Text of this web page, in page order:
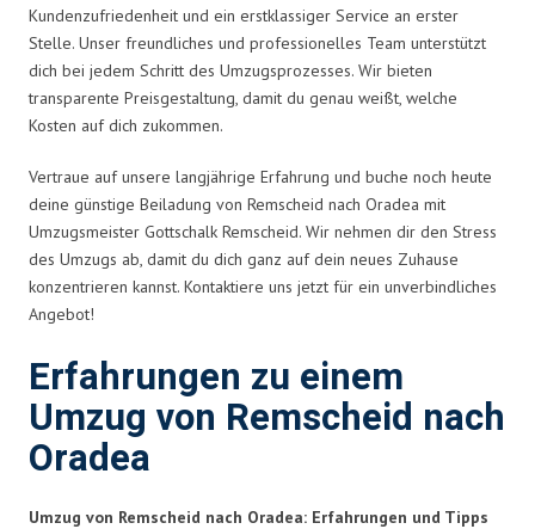
Kundenzufriedenheit und ein erstklassiger Service an erster
Stelle. Unser freundliches und professionelles Team unterstützt
dich bei jedem Schritt des Umzugsprozesses. Wir bieten
transparente Preisgestaltung, damit du genau weißt, welche
Kosten auf dich zukommen.
Vertraue auf unsere langjährige Erfahrung und buche noch heute
deine günstige Beiladung von Remscheid nach Oradea mit
Umzugsmeister Gottschalk Remscheid. Wir nehmen dir den Stress
des Umzugs ab, damit du dich ganz auf dein neues Zuhause
konzentrieren kannst. Kontaktiere uns jetzt für ein unverbindliches
Angebot!
Erfahrungen zu einem
Umzug von Remscheid nach
Oradea
Umzug von Remscheid nach Oradea: Erfahrungen und Tipps